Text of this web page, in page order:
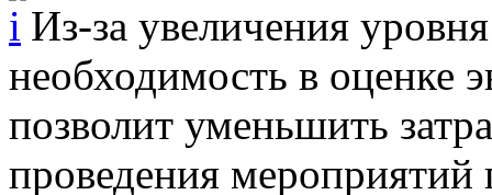
Из-за увеличения
необходимость в оценке
позволит уменьшить
проведения